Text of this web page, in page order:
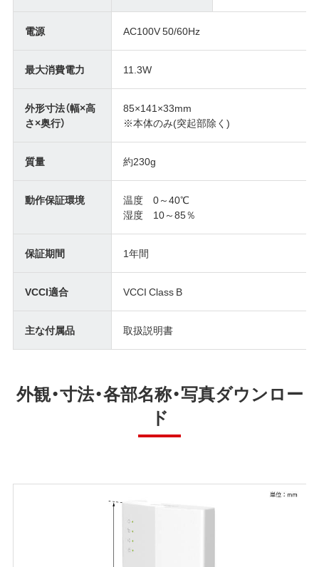
電源 AC100V 50/60Hz
最大消費電力 11.3W
外形寸法（幅×高
さ×奥行）
85×141×33mm
※本体のみ(突起部除く)
質量 約230g
動作保証環境
温度 0～40℃
湿度 10～85％
保証期間 1年間
VCCI適合 VCCI Class B
主な付属品 取扱説明書
外観・寸法・各部名称・写真ダウンロー
ド